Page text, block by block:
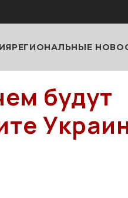
РЕГИОНАЛЬНЫЕ
будут